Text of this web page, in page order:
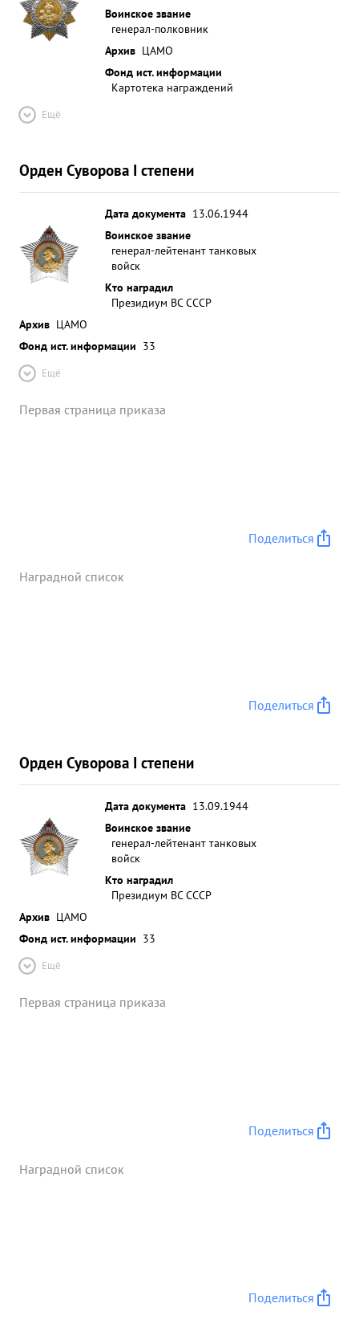
Воинское звание
генерал-полковник
Архив ЦАМО
Фонд ист. информации
Картотека награждений
Ещё
Орден Суворова I степени
Дата документа 13.06.1944
Воинское звание
генерал-лейтенант танковых
войск
Кто наградил
Президиум ВС СССР
Архив ЦАМО
Фонд ист. информации 33
Ещё
Первая страница приказа
Поделиться
Наградной список
Поделиться
Орден Суворова I степени
Дата документа 13.09.1944
Воинское звание
генерал-лейтенант танковых
войск
Кто наградил
Президиум ВС СССР
Архив ЦАМО
Фонд ист. информации 33
Ещё
Первая страница приказа
Поделиться
Наградной список
Поделиться